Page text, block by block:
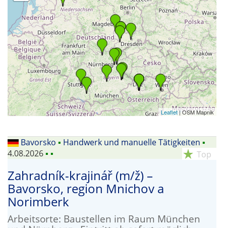
Leaflet| OSM Mapnik
Bavorsko ▪ Handwerk und manuelle Tätigkeiten ▪
4.08.2026▪ ▪ star_rate Top
Zahradník-krajinář (m/ž) –
Bavorsko, region Mnichov a
Norimberk
Arbeitsorte: Baustellen im Raum München